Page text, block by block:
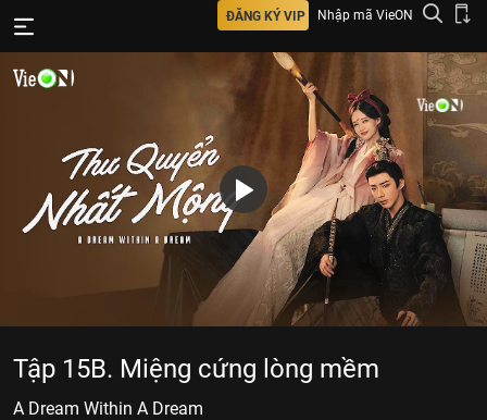
ĐĂNG KÝ VIP Nhập mã VieON
Tập 15B. Miệng cứng lòng mềm
A Dream Within A Dream